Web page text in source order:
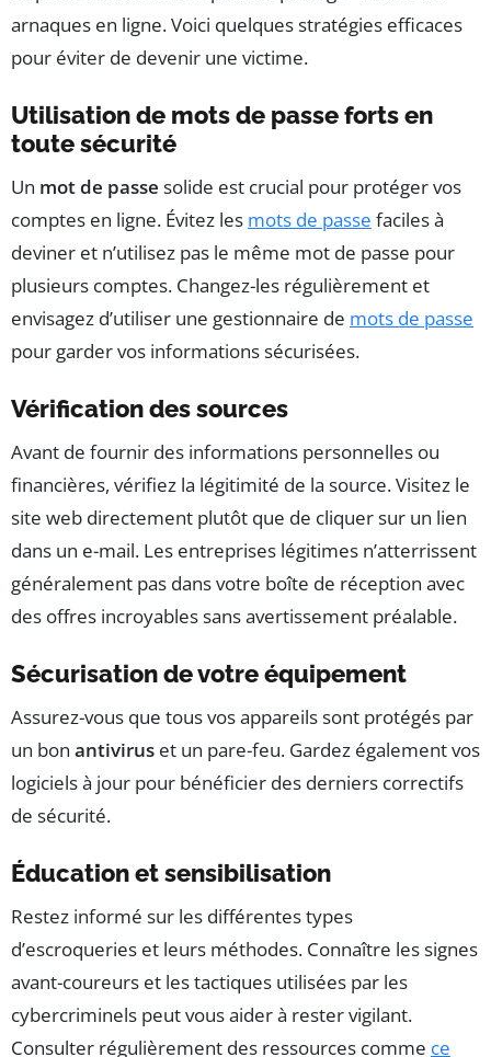
arnaques en ligne. Voici quelques stratégies efficaces
pour éviter de devenir une victime.
Utilisation de mots de passe forts en
toute sécurité
Un mot de passe solide est crucial pour protéger vos
comptes en ligne. Évitez les mots de passe faciles à
deviner et n’utilisez pas le même mot de passe pour
plusieurs comptes. Changez-les régulièrement et
envisagez d’utiliser une gestionnaire de mots de passe
pour garder vos informations sécurisées.
Vérification des sources
Avant de fournir des informations personnelles ou
financières, vérifiez la légitimité de la source. Visitez le
site web directement plutôt que de cliquer sur un lien
dans un e-mail. Les entreprises légitimes n’atterrissent
généralement pas dans votre boîte de réception avec
des offres incroyables sans avertissement préalable.
Sécurisation de votre équipement
Assurez-vous que tous vos appareils sont protégés par
un bon antivirus et un pare-feu. Gardez également vos
logiciels à jour pour bénéficier des derniers correctifs
de sécurité.
Éducation et sensibilisation
Restez informé sur les différentes types
d’escroqueries et leurs méthodes. Connaître les signes
avant-coureurs et les tactiques utilisées par les
cybercriminels peut vous aider à rester vigilant.
Consulter régulièrement des ressources comme ce